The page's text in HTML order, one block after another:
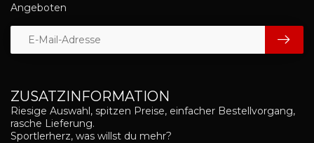
ZUSATZINFORMATION
Riesige Auswahl, spitzen Preise, einfacher Bestellvorgang,
rasche Lieferung.
Sportlerherz, was willst du mehr?
Angeboten